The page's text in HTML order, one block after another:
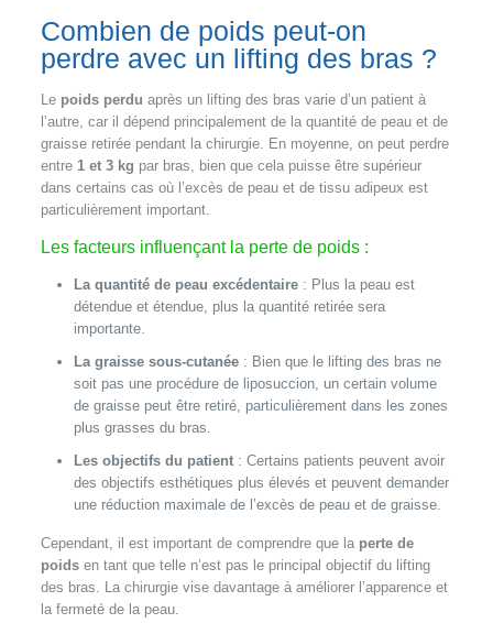
Combien de poids peut-on
perdre avec un lifting des bras ?
Le poids perdu après un lifting des bras varie d’un patient à
l’autre, car il dépend principalement de la quantité de peau et de
graisse retirée pendant la chirurgie. En moyenne, on peut perdre
entre 1 et 3 kg par bras, bien que cela puisse être supérieur
dans certains cas où l’excès de peau et de tissu adipeux est
particulièrement important.
Les facteurs influençant la perte de poids :
La quantité de peau excédentaire: Plus la peau est
détendue et étendue, plus la quantité retirée sera
importante.
La graisse sous-cutanée: Bien que le lifting des bras ne
soit pas une procédure de liposuccion, un certain volume
de graisse peut être retiré, particulièrement dans les zones
plus grasses du bras.
Les objectifs du patient: Certains patients peuvent avoir
des objectifs esthétiques plus élevés et peuvent demander
une réduction maximale de l’excès de peau et de graisse.
Cependant, il est important de comprendre que la perte de
poidsen tant que telle n’est pas le principal objectif du lifting
des bras. La chirurgie vise davantage à améliorer l’apparence et
la fermeté de la peau.